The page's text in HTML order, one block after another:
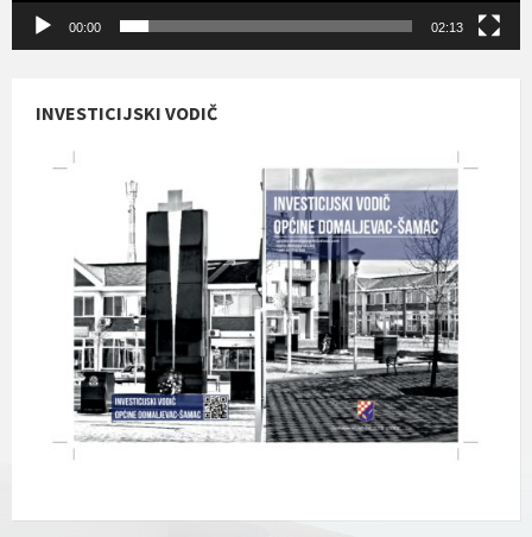
00:00 02:13
INVESTICIJSKI VODIČ